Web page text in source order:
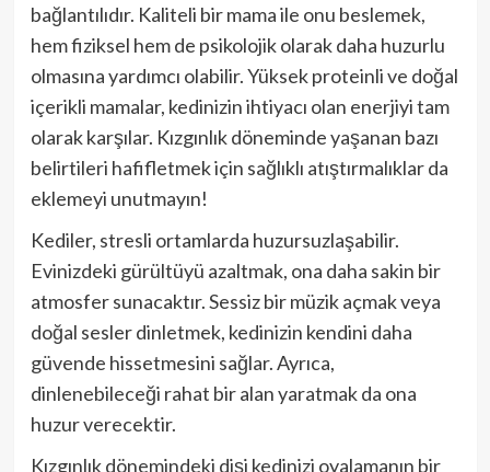
bağlantılıdır. Kaliteli bir mama ile onu beslemek,
hem fiziksel hem de psikolojik olarak daha huzurlu
olmasına yardımcı olabilir. Yüksek proteinli ve doğal
içerikli mamalar, kedinizin ihtiyacı olan enerjiyi tam
olarak karşılar. Kızgınlık döneminde yaşanan bazı
belirtileri hafifletmek için sağlıklı atıştırmalıklar da
eklemeyi unutmayın!
Kediler, stresli ortamlarda huzursuzlaşabilir.
Evinizdeki gürültüyü azaltmak, ona daha sakin bir
atmosfer sunacaktır. Sessiz bir müzik açmak veya
doğal sesler dinletmek, kedinizin kendini daha
güvende hissetmesini sağlar. Ayrıca,
dinlenebileceği rahat bir alan yaratmak da ona
huzur verecektir.
Kızgınlık dönemindeki dişi kedinizi oyalamanın bir